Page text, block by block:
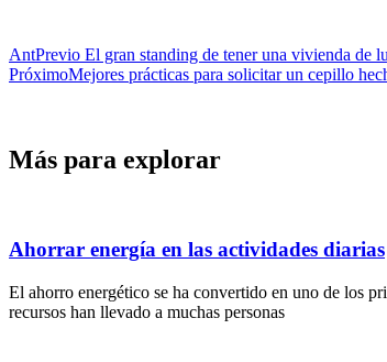
AntPrevio El gran standing de tener una vivienda de
PróximoMejores prácticas para solicitar un cepillo
Más para explorar
Ahorrar energía en las actividades diarias
El ahorro energético se ha convertido en uno de los
recursos han llevado a muchas personas